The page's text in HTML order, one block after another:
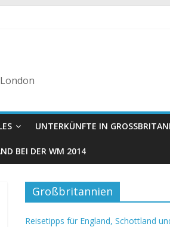
UNTERKÜNFTE IN
BEI DER WM 2014
Großbritannien
Reisetipps für England, Schottland